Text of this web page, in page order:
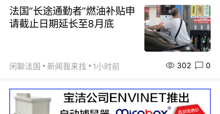
法国“长途通勤者”燃油补贴申
请截止日期延长至8月底
闲聊法国 新闻我来找 1小时前 302 0